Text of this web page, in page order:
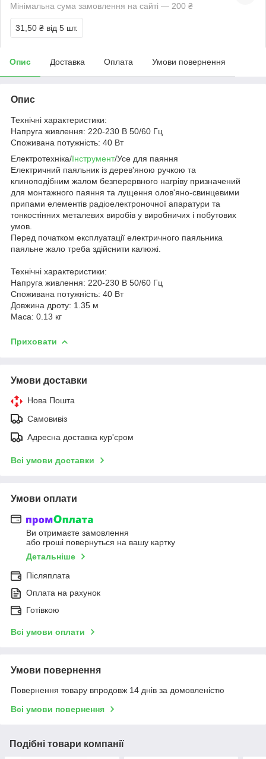
Мінімальна сума замовлення на сайті — 200 ₴
31,50 ₴ від 5 шт.
Опис Доставка Оплата Умови повернення
Опис
Технічні характеристики:
Напруга живлення: 220-230 В 50/60 Гц
Споживана потужність: 40 Вт
Електротехніка/Інструмент/Усе для паяння
Електричний паяльник із дерев'яною ручкою та
клиноподібним жалом безперервного нагріву призначений
для монтажного паяння та лущення олов'яно-свинцевими
припами елементів радіоелектроночної апаратури та
тонкостінних металевих виробів у виробничих і побутових
умов.
Перед початком експлуатації електричного паяльника
паяльне жало треба здійснити калюжі.
Технічні характеристики:
Напруга живлення: 220-230 В 50/60 Гц
Споживана потужність: 40 Вт
Довжина дроту: 1.35 м
Маса: 0.13 кг
Приховати
Умови доставки
Нова Пошта
Самовивіз
Адресна доставка кур'єром
Всі умови доставки
Умови оплати
Ви отримаєте замовлення
або гроші повернуться на вашу картку
Детальніше
Післяплата
Оплата на рахунок
Готівкою
Всі умови оплати
Умови повернення
Повернення товару впродовж 14 днів за домовленістю
Всі умови повернення
Подібні товари компанії